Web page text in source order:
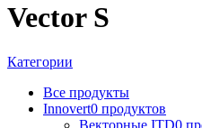
Vector S
Категории
Все продукты
Innovert0 продуктов
Векторные ITD0